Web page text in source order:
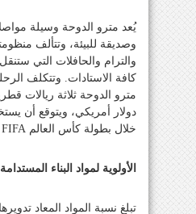
يُعد مترو الدوحة وسيلة
وصديقة للبيئة، وتتألف
والترام والحافلات التي
كافة الاستادات. وتتكلف
دولار أمريكي، ويتوقع أن
خلال بطولة كأس العالم FIFA
الأولوية لمواد البناء المستدامة